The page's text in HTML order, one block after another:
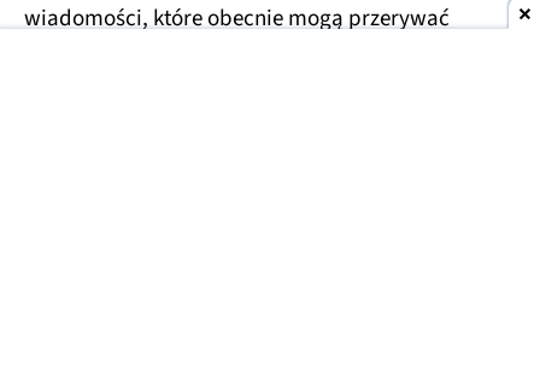
wiadomości, które obecnie mogą przerywać